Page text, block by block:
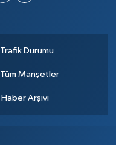
Trafik Durumu
Tüm Manşetler
Haber Arşivi